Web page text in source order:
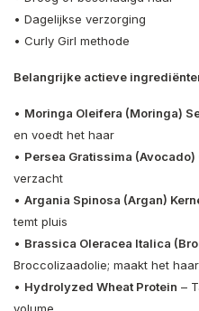
• Dagelijkse verzorging
• Curly Girl methode
Belangrijke actieve
• Moringa Oleifera (Moringa)
en voedt het haar
• Persea Gratissima (Avocado)
verzacht
• Argania Spinosa (Argan)
temt pluis
• Brassica Oleracea Italica
Broccolizaadolie; maakt het
• Hydrolyzed Wheat Protein –